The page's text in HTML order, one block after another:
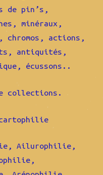
de pin’s,
minéraux,
actions,
antiquités,
écussons..
collections.
Ailurophilie,